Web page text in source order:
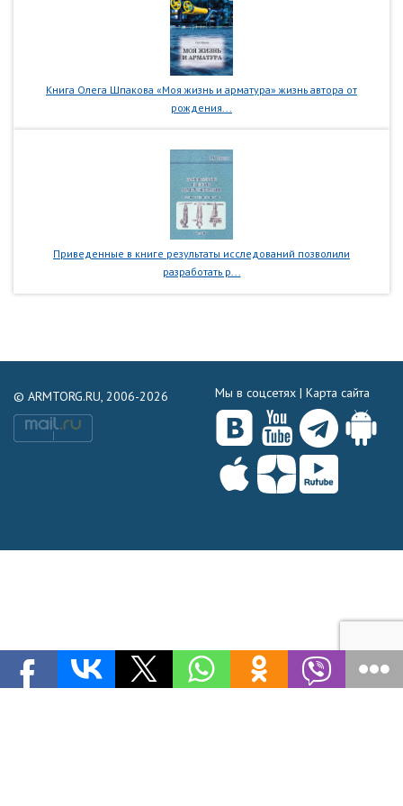
Книга Олега Шпакова «Моя жизнь и арматура» жизнь автора от
рождения...
Приведенные в книге результаты исследований позволили
разработать р...
© ARMTORG.RU, 2006-2026 Мы в соцсетях | Карта сайта